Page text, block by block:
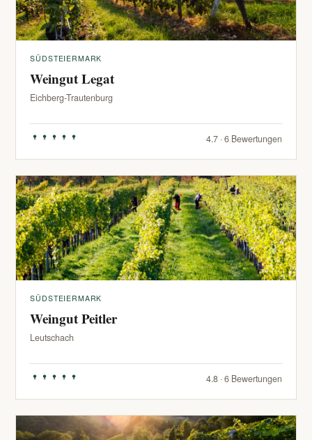
SÜDSTEIERMARK
Weingut Legat
Eichberg-Trautenburg
4.7 · 6 Bewertungen
SÜDSTEIERMARK
Weingut Peitler
Leutschach
4.8 · 6 Bewertungen